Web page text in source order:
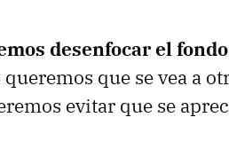
desenfocar el
que se vea a
evitar que se